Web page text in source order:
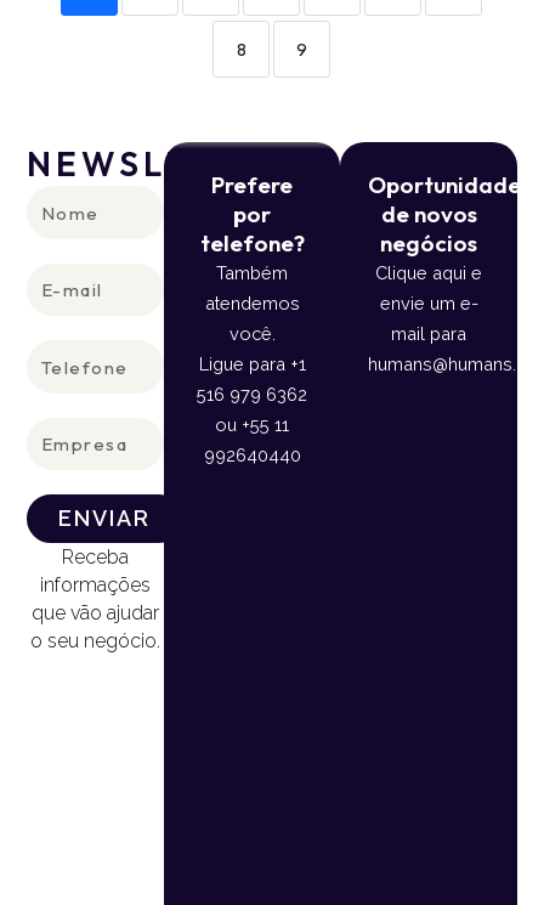
8 9
NEWSLETTER
ENVIAR
Receba
informações
que vão ajudar
o seu negócio.
Prefere
por
telefone?
Também
atendemos
você.
Ligue para +1
516 979 6362
ou +55 11
992640440
Oportunidade
de novos
negócios
Clique aqui e
envie um e-
mail para